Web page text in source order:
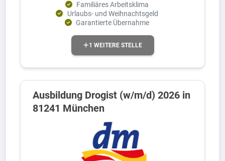
Familiäres Arbeitsklima
Urlaubs- und Weihnachtsgeld
Garantierte Übernahme
1 WEITERE STELLE
Ausbildung Drogist (w/m/d) 2026 in
81241 München